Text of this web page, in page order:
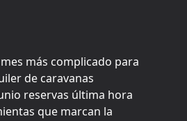
más complicado para
de caravanas
reservas última hora
que marcan la